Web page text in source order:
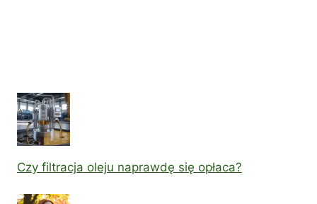
Czy filtracja oleju naprawdę się opłaca?